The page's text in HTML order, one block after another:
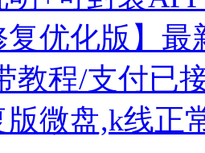
复优化版】
教程/支付已
版微盘,k线正